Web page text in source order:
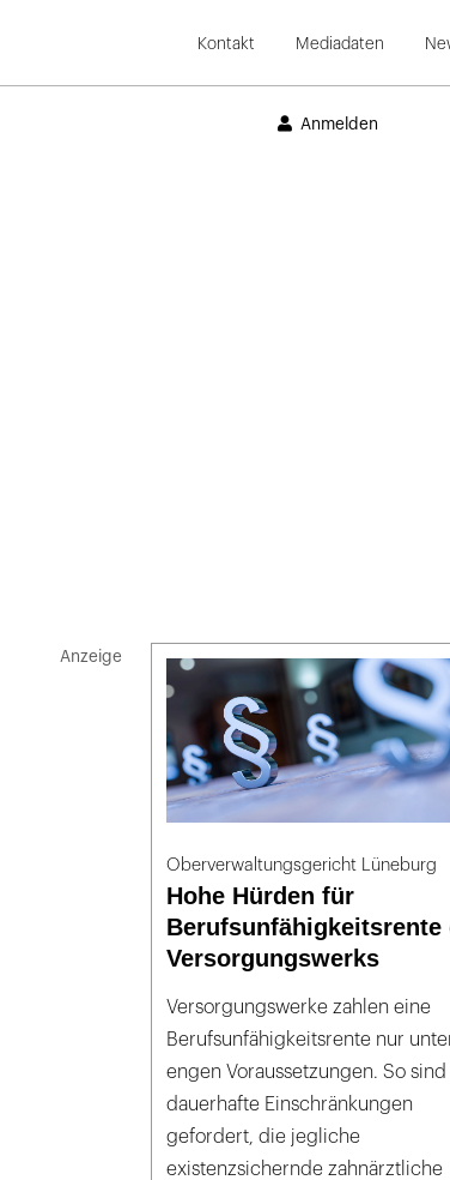
Kontakt Mediadaten
Anmelden
Oberverwaltungsgericht Lüneburg
Hohe Hürden für
Berufsunfähigkeitsrente
Versorgungswerks
Versorgungswerke zahlen eine
Berufsunfähigkeitsrente nur
engen Voraussetzungen. So sind
dauerhafte Einschränkungen
gefordert, die jegliche
existenzsichernde zahnärztliche